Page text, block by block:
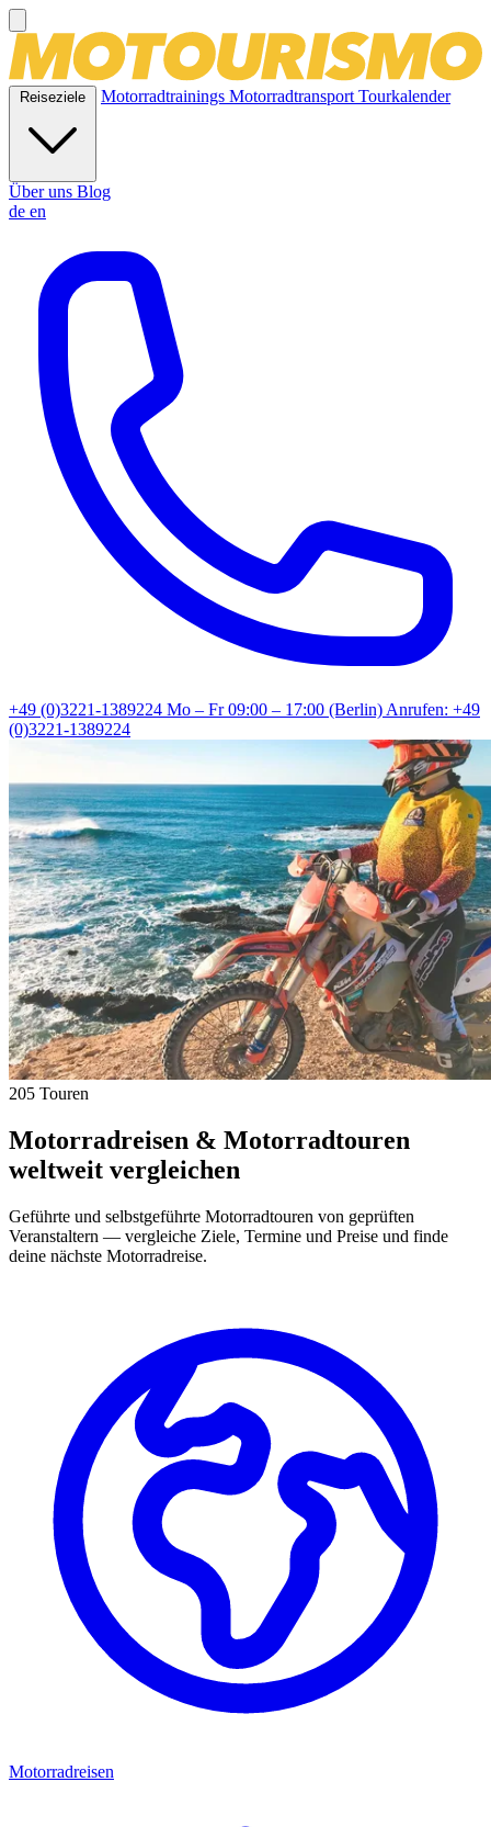
Reiseziele Motorradtrainings MotorradtransportTourkalender
Über uns Blog
de en
+49 (0)3221-1389224 Mo – Fr 09:00 – 17:00 (Berlin)Anrufen: +49
(0)3221-1389224
205 Touren
Motorradreisen & Motorradtouren
weltweit vergleichen
Geführte und selbstgeführte Motorradtouren von geprüften
Veranstaltern — vergleiche Ziele, Termine und Preise und finde
deine nächste Motorradreise.
Motorradreisen